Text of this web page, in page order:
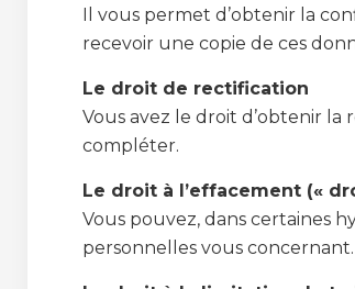
Il vous permet d’obtenir la
recevoir une copie de ces
Le droit de rectification
Vous avez le droit d’obtenir
compléter.
Le droit à l’effacement («
Vous pouvez, dans certaines
personnelles vous concernant.